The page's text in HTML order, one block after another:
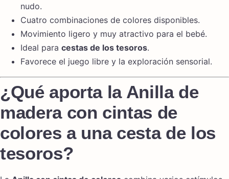
nudo.
Cuatro combinaciones de colores disponibles.
Movimiento ligero y muy atractivo para el bebé.
Ideal para cestas de los tesoros.
Favorece el juego libre y la exploración sensorial.
¿Qué aporta la Anilla de
madera con cintas de
colores a una cesta de los
tesoros?